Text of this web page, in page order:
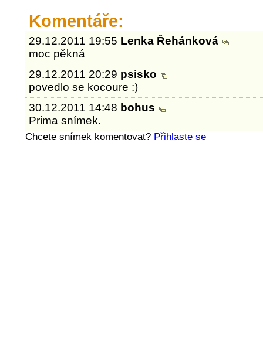
Komentáře:
29.12.2011 19:55 Lenka Řehánková
moc pěkná
29.12.2011 20:29 psisko
povedlo se kocoure :)
30.12.2011 14:48 bohus
Prima snímek.
Chcete snímek komentovat? Přihlaste se